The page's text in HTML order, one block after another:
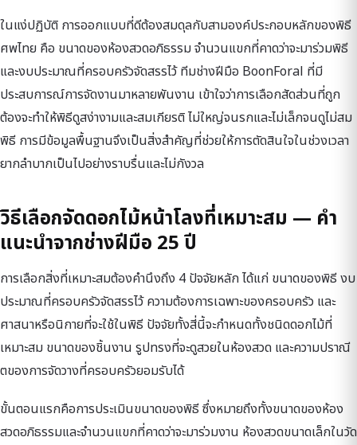
ในแง่ปฏิบัติ การออกแบบที่ดีต้องสมดุลกับสามองค์ประกอบหลักของพิธี
ศพไทย คือ ขนาดของห้องสวดอภิธรรม จำนวนแขกที่คาดว่าจะมาร่วมพิธี
และงบประมาณที่ครอบครัวจัดสรรไว้ ทีมช่างฝีมือ BoonForal ที่มี
ประสบการณ์การจัดงานมาหลายพันงาน เข้าใจว่าการเลือกสัดส่วนที่ถูก
ต้องจะทำให้พิธีดูสง่างามและสมเกียรติ ไม่ใหญ่จนรกและไม่เล็กจนดูไม่สม
พิธี การมีข้อมูลพื้นฐานจึงเป็นสิ่งสำคัญที่ช่วยให้การตัดสินใจในช่วงเวลา
ยากลำบากเป็นไปอย่างราบรื่นและไม่กังวล
วิธีเลือกจัดดอกไม้หน้าโลงที่เหมาะสม — คำ
แนะนำจากช่างฝีมือ 25 ปี
การเลือกสิ่งที่เหมาะสมต้องคำนึงถึง 4 ปัจจัยหลัก ได้แก่ ขนาดของพิธี งบ
ประมาณที่ครอบครัวจัดสรรไว้ ความต้องการเฉพาะของครอบครัว และ
ศาสนาหรือนิกายที่จะใช้ในพิธี ปัจจัยทั้งสี่นี้จะกำหนดทั้งชนิดดอกไม้ที่
เหมาะสม ขนาดของชิ้นงาน รูปทรงที่จะดูสวยในห้องสวด และความปราณี
ตของการจัดวางที่ครอบครัวยอมรับได้
ขั้นตอนแรกคือการประเมินขนาดของพิธี ซึ่งหมายถึงทั้งขนาดของห้อง
สวดอภิธรรมและจำนวนแขกที่คาดว่าจะมาร่วมงาน ห้องสวดขนาดเล็กในวัด